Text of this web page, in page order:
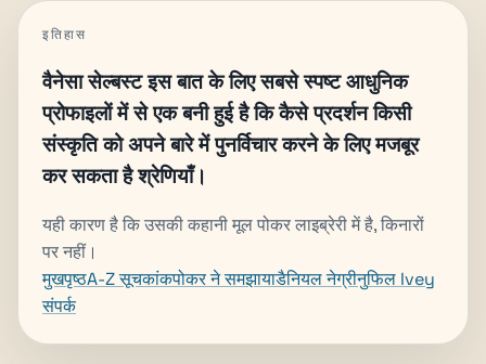
इतिहास
वैनेसा सेल्बस्ट इस बात के लिए सबसे स्पष्ट आधुनिक
प्रोफाइलों में से एक बनी हुई है कि कैसे प्रदर्शन किसी
संस्कृति को अपने बारे में पुनर्विचार करने के लिए मजबूर
कर सकता है श्रेणियाँ।
यही कारण है कि उसकी कहानी मूल पोकर लाइब्रेरी में है, किनारों
पर नहीं।
मुखपृष्ठA-Z सूचकांकपोकर ने समझायाडैनियल नेग्रीनुफिल Ivey
संपर्क